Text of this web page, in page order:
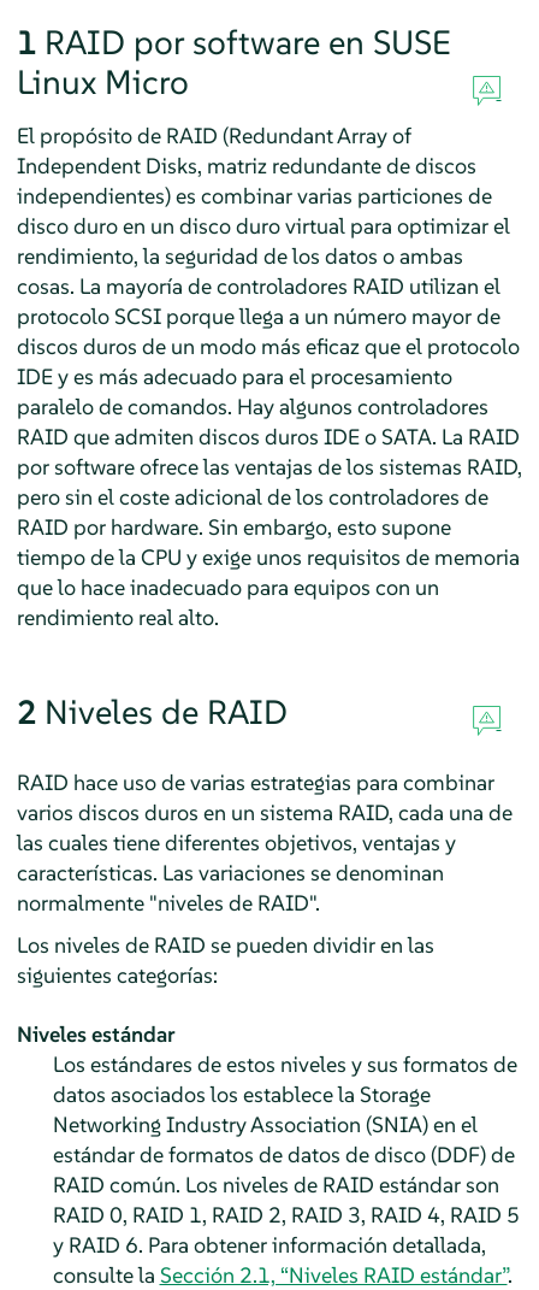
1 RAID por software en SUSE
Linux Micro
El propósito de RAID (Redundant Array of
Independent Disks, matriz redundante de discos
independientes) es combinar varias particiones de
disco duro en un disco duro virtual para optimizar el
rendimiento, la seguridad de los datos o ambas
cosas. La mayoría de controladores RAID utilizan el
protocolo SCSI porque llega a un número mayor de
discos duros de un modo más eficaz que el protocolo
IDE y es más adecuado para el procesamiento
paralelo de comandos. Hay algunos controladores
RAID que admiten discos duros IDE o SATA. La RAID
por software ofrece las ventajas de los sistemas RAID,
pero sin el coste adicional de los controladores de
RAID por hardware. Sin embargo, esto supone
tiempo de la CPU y exige unos requisitos de memoria
que lo hace inadecuado para equipos con un
rendimiento real alto.
2 Niveles de RAID
RAID hace uso de varias estrategias para combinar
varios discos duros en un sistema RAID, cada una de
las cuales tiene diferentes objetivos, ventajas y
características. Las variaciones se denominan
normalmente "niveles de RAID".
Los niveles de RAID se pueden dividir en las
siguientes categorías:
Niveles estándar
Los estándares de estos niveles y sus formatos de
datos asociados los establece la Storage
Networking Industry Association (SNIA) en el
estándar de formatos de datos de disco (DDF) de
RAID común. Los niveles de RAID estándar son
RAID 0, RAID 1, RAID 2, RAID 3, RAID 4, RAID 5
y RAID 6. Para obtener información detallada,
consulte la Sección 2.1, “Niveles RAID estándar”.